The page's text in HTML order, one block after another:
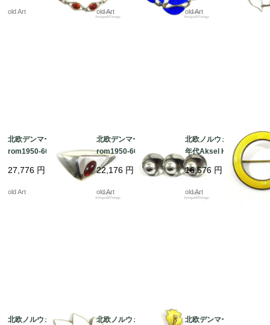
レット【19.5-21cm】
old Art
ト【SILVER925.830
S】【19cm】【N-212
old Art
スレット【19cm】【N
-21241】 ＠
old Art
北欧デンマーク製N.E.F
rom1950-60年代ヴィ
ンテージ琥珀アンバー
スターリングシルバー
銀製ブローチ【N-2123
27,776 円
old Art
北欧デンマーク製N.E.F
rom1950-60年代ヴィ
ンテージスターリング
シルバー銀製ブローチ
【N-21234】＠
22,176 円
old Art
北欧ノルウェー製1950
年代Aksel Holmsen七
宝焼エナメル装飾シル
バー銀製曲線美ブロー
チ【N-21230】＠
16,576 円
old Art
北欧ノルウェー製1950
北欧ノルウェー製1950
北欧デンマーク製1950